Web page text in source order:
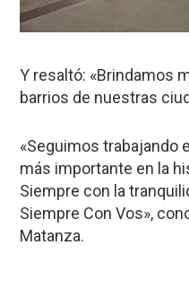
Y resaltó: «Brindamos
barrios de nuestras
«Seguimos trabajando
más importante en la
Siempre con la
Siempre Con Vos»,
Matanza.